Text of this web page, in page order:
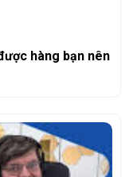
hàng bạn nên